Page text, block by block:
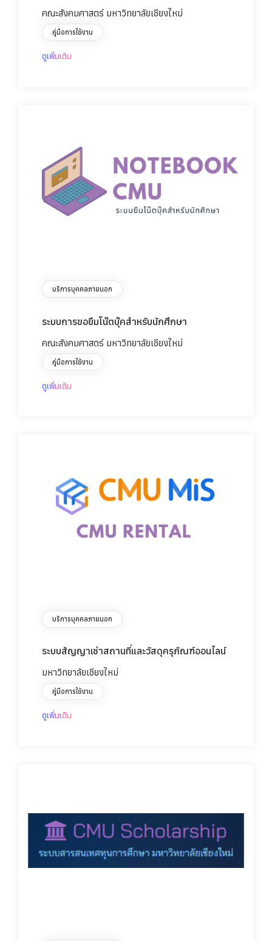
คณะสังคมศาสตร์ มหาวิทยาลัยเชียงใหม่
คู่มือการใช้งาน
ดูเพิ่มเติม
บริการบุคคลภายนอก
ระบบการขอยืมโน๊ตบุ๊คสำหรับนักศึกษา
คณะสังคมศาสตร์ มหาวิทยาลัยเชียงใหม่
คู่มือการใช้งาน
ดูเพิ่มเติม
บริการบุคคลภายนอก
ระบบสัญญาเช่าสถานที่และวัสดุครุภัณฑ์ออนไลน์
มหาวิทยาลัยเชียงใหม่
คู่มือการใช้งาน
ดูเพิ่มเติม